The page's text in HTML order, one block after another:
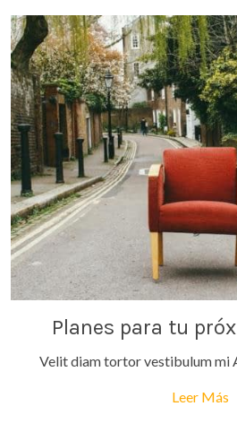
Planes para tu
Velit diam tortor vestibulum mi
Leer Más